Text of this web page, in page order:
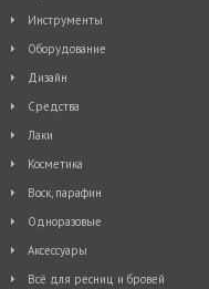
Инструменты
Оборудование
Дизайн
Средства
Лаки
Косметика
Воск, парафин
Одноразовые
Аксессуары
Всё для ресниц и бровей